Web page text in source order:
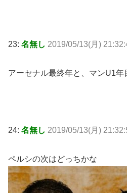
23: 名無し 2019/05/13(月)
アーセナル最終年と、マンU1年
24: 名無し 2019/05/13(月)
ペルシの次はどっちかな